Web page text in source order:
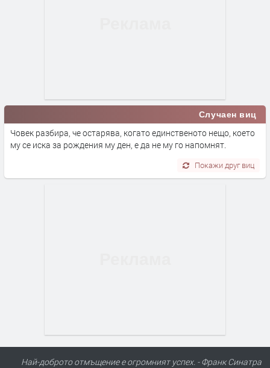
Случаен виц
Човек разбира, че остарява, когато единственото нещо, което
му се иска за рождения му ден, е да не му го напомнят.
Покажи друг виц
Най-доброто отмъщение е огромният успех. - Франк Синатра